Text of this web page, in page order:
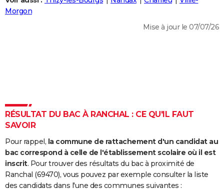
Destinations
City break
Voyage nature
Voyage de noces
Forum
Climat
+
PHOTO
Dictionnaire
Biographies
Citations
Expressions
Proverbes
PROGRAMME TV
S'inscrire
Se connecter
Lycées
Collèges
Primaires
Universités
Entreprises
Service militaire
Avis de recherche
AVIS DE DÉCÈS
FORUM
Morgon
Mise à jour le 07/07/26
RÉSULTAT DU BAC À RANCHAL : CE QU'IL FAUT
SAVOIR
Pour rappel, la commune de rattachement d'un candidat au
bac correspond à celle de l'établissement scolaire où il est
inscrit. Pour trouver des résultats du bac à proximité de
Ranchal (69470), vous pouvez par exemple consulter la liste
des candidats dans l'une des communes suivantes :